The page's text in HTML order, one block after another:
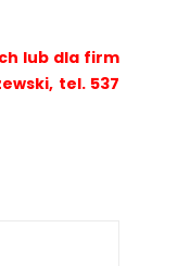
lub dla firm
tel. 537